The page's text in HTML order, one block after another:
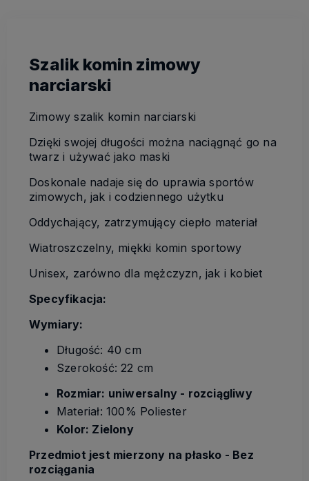
Szalik komin zimowy
narciarski
Zimowy szalik komin narciarski
Dzięki swojej długości można naciągnąć go na
twarz i używać jako maski
Doskonale nadaje się do uprawia sportów
zimowych, jak i codziennego użytku
Oddychający, zatrzymujący ciepło materiał
Wiatroszczelny, miękki komin sportowy
Unisex, zarówno dla mężczyzn, jak i kobiet
Specyfikacja:
Wymiary:
Długość: 40 cm
Szerokość: 22 cm
Rozmiar: uniwersalny - rozciągliwy
Materiał: 100% Poliester
Kolor: Zielony
Przedmiot jest mierzony na płasko - Bez
rozciągania